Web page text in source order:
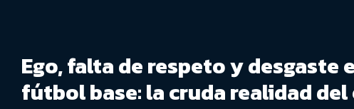
Ego, falta de respeto y desgaste
fútbol base: la cruda realidad